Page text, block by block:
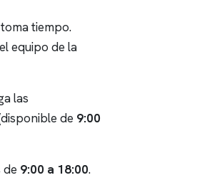
tiempo.
equipo de la
las
de 9:00
de 9:00 a 18:00.